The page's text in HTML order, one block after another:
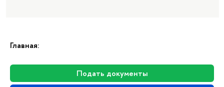
Главная:
Подать документы